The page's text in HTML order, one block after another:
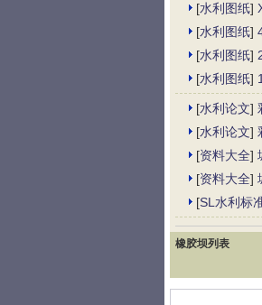
[水利图纸]
[水利图纸]
[水利图纸]
[水利图纸]
[水利论文]
[水利论文]
[资料大全]
[资料大全]
[SL水利标
橡胶坝列表